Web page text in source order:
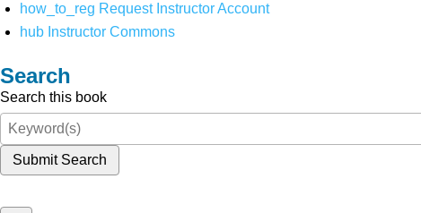
how_to_reg Request Instructor Account
hub Instructor Commons
Search
Search this book
Submit Search